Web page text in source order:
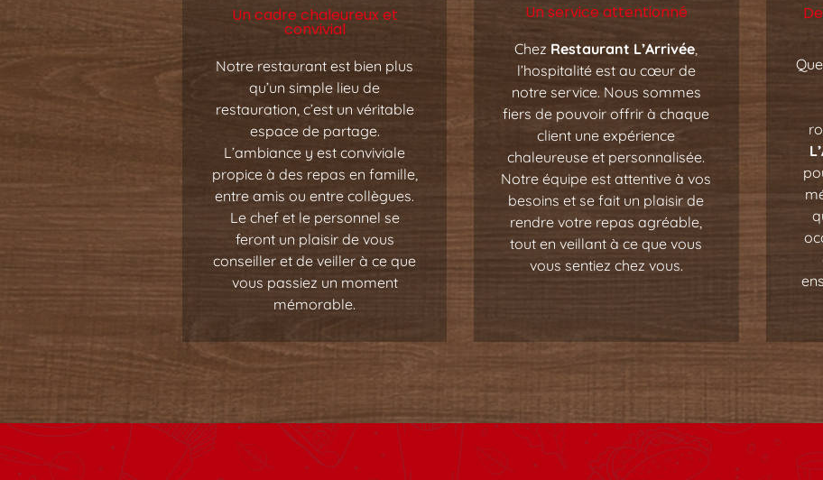
Un cadre chaleureux et
convivial
Notre restaurant est bien plus
qu’un simple lieu de
restauration, c’est un véritable
espace de partage.
L’ambiance y est conviviale
propice à des repas en famille,
entre amis ou entre collègues.
Le chef et le personnel se
feront un plaisir de vous
conseiller et de veiller à ce que
vous passiez un moment
mémorable.
Un service attentionné
Chez Restaurant L’Arrivée
l’hospitalité est au cœur de
notre service. Nous sommes
fiers de pouvoir offrir à chaque
client une expérience
chaleureuse et personnalisée.
Notre équipe est attentive à vos
besoins et se fait un plaisir de
rendre votre repas agréable,
tout en veillant à ce que vous
vous sentiez chez vous.